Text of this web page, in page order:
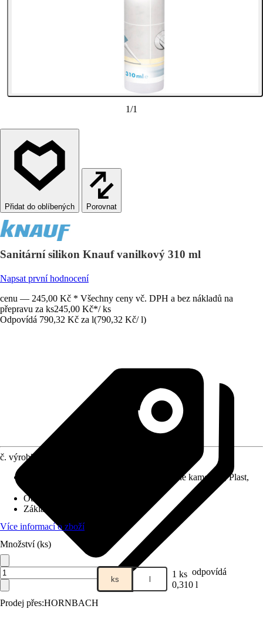
1/1
Porovnat
Sanitární silikon Knauf vanilkový 310 ml
Napsat první hodnocení
cenu — 245,00 Kč * Všechny ceny vč. DPH a bez nákladů na
přepravu za ks245,00 Kč*/ ks
Odpovídá 790,32 Kč za l(790,32 Kč/ l)
Prodej přes:HORNBACH
č. výrobku
Keramika, Obklady z jemné kameniny, Plast,
Oblast využití
Základní barva
Více informací o zboží
Množství (ks)
ks l 1 ks odpovídá
0,310 l